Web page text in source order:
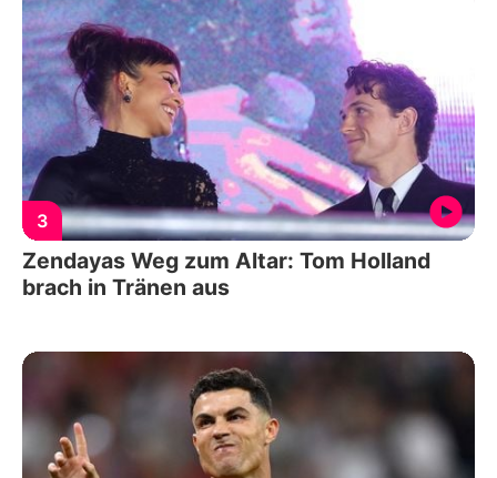
3
Zendayas Weg zum Altar: Tom Holland
brach in Tränen aus